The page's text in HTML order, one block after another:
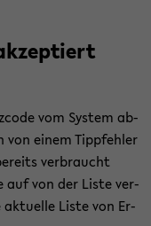
vom Sys­tem ab­
von einem Tipp­feh­ler
ver­braucht
auf von der Liste ver­
ak­tu­el­le Liste von Er­